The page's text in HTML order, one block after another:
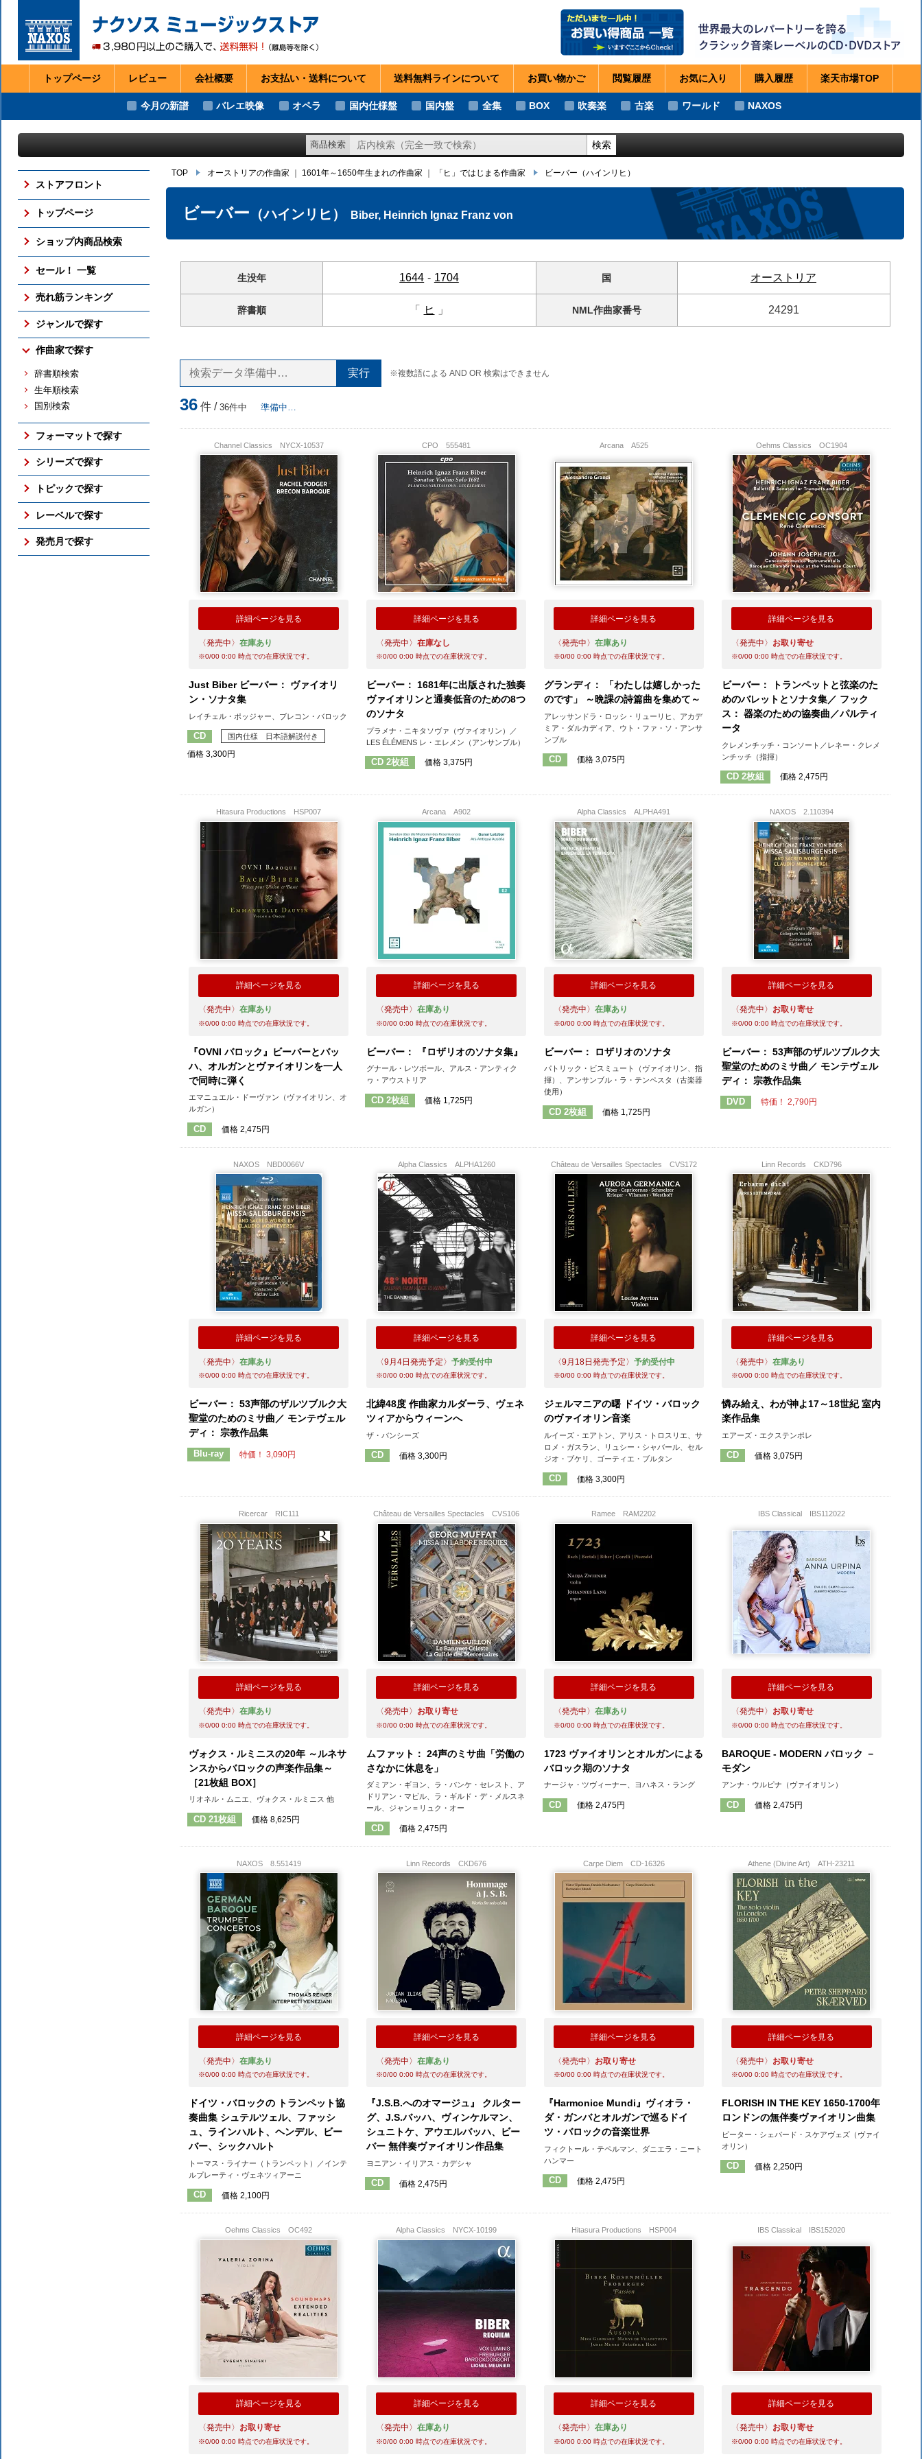
トップページ レビュー 会社概要 お支払い・送料について 送料無料ラインについて お買い物かご 閲覧履歴 お気に 入り 購入履歴 楽天市場TOP
今月の新譜 バレエ映像 オペラ 国内仕様盤 国内盤 全集 BOX 吹奏楽 古楽 ワールド NAXOS
商品検索 検索
ストアフロント
トップページ
ショップ内商品検索
セール！ 一覧
売れ筋ランキング
売れ筋の新譜
売れ筋のCD
売れ筋の映像メディア
売れ筋の交響曲
売れ筋のバレエ（映像）
売れ筋のピアノ
総合（上位300件）
予約ランキング
すべての売れ筋ランキング
ジャンルで探す
交響曲
協奏曲
室内楽曲
ピアノ曲
オペラ
吹奏楽
すべてのジャンル
作曲家で探す
辞書順検索
生年順検索
国別検索
フォーマットで探す
ボックス・セット
SACD
DVD / Blu-ray
フォーマットのTOP
シリーズで探す
アメリカン・クラシックス
ナクソス・ヒストリカル
期待の新進演奏家
シリーズのTOP
トピックで探す
さまざまな全集
国内仕様輸入盤
国内レーベル盤
レーベルで探す
NAXOS
ORFEO
発売月で探す
TOP オーストリアの作曲家 ｜ 1601年～1650年生まれの作曲家 ｜ 「ヒ」ではじまる作曲家 ビーバー （ハインリヒ）
ビーバー （ハインリヒ） Biber, Heinrich Ignaz Franz von
生没年 1644 - 1704 国 オーストリア
辞書順 「 ヒ 」 NML作曲家番号 24291
※複数語による AND OR 検索はできません
36 件 /36件中 準備中…
Channel Classics NYCX-10537
詳細ページを見る
〈発売中〉在庫あり
※0/00 0:00 時点での在庫状況です。
Just Biber ビーバー： ヴァイオリ
ン・ソナタ集
レイチェル・ポッジャー、ブレコン・バロック
CD 国内仕様 日本語解説付き
価格 3,300円
CPO555481
詳細ページを見る
〈発売中〉在庫なし
※0/00 0:00 時点での在庫状況です。
ビーバー： 1681年に出版された独奏
ヴァイオリンと通奏低音のための8つ
のソナタ
プラメナ・ニキタソヴァ（ヴァイオリン）／
LES ÉLÉMENS レ・エレメン（アンサンブル）
CD 2枚組 価格 3,375円
Arcana A525
詳細ページを見る
〈発売中〉 在庫あり
※0/00 0:00時点での在庫状況です。
グランディ： 「わたしは嬉しかった
のです」 ～晩課の詩篇曲を集めて～
アレッサンドラ・ロッシ・リューリヒ、アカデ
ミア・ダルカディア、ウト・ファ・ソ・アンサ
ンブル
CD 価格 3,075円
Oehms Classics OC1904
詳細ページを見る
〈発売中〉 お取り寄せ
※0/00 0:00時点での在庫状況です。
ビーバー： トランペットと弦楽のた
めのバレットとソナタ集／ フック
ス： 器楽のための協奏曲／パルティ
ータ
クレメンチッチ・コンソート／レネー・クレメ
ンチッチ（指揮）
CD 2枚組 価格 2,475円
Hitasura Productions HSP007
詳細ページを見る
〈発売中〉在庫あり
※0/00 0:00 時点での在庫状況です。
『OVNI バロック』ビーバーとバッ
ハ、オルガンとヴァイオリンを一人
で同時に弾く
エマニュエル・ドーヴァン（ヴァイオリン、オ
ルガン）
CD 価格 2,475円
ArcanaA902
詳細ページを見る
〈発売中〉在庫あり
※0/00 0:00 時点での在庫状況です。
ビーバー： 『ロザリオのソナタ集』
グナール・レツボール、アルス・アンティク
ヮ・アウストリア
CD 2枚組 価格 1,725円
Alpha ClassicsALPHA491
詳細ページを見る
〈発売中〉 在庫あり
※0/00 0:00時点での在庫状況です。
ビーバー： ロザリオのソナタ
パトリック・ビスミュート（ヴァイオリン、指
揮）、アンサンブル・ラ・テンペスタ（古楽器
使用）
CD 2枚組 価格 1,725円
NAXOS 2.110394
詳細ページを見る
〈発売中〉 お取り寄せ
※0/00 0:00時点での在庫状況です。
ビーバー： 53声部のザルツブルク大
聖堂のためのミサ曲／ モンテヴェル
ディ： 宗教作品集
DVD 特価！ 2,790円
NAXOS NBD0066V
詳細ページを見る
〈発売中〉在庫あり
※0/00 0:00 時点での在庫状況です。
ビーバー： 53声部のザルツブルク大
聖堂のためのミサ曲／ モンテヴェル
ディ： 宗教作品集
Blu-ray 特価！ 3,090円
Alpha Classics ALPHA1260
詳細ページを見る
〈9月4日発売予定〉予約受付中
※0/00 0:00 時点での在庫状況です。
北緯48度 作曲家カルダーラ、ヴェネ
ツィアからウィーンへ
ザ・バンシーズ
CD 価格 3,300円
Château de Versailles Spectacles CVS172
詳細ページを見る
〈9月18日発売予定〉 予約受付中
※0/00 0:00時点での在庫状況です。
ジェルマニアの曙 ドイツ・バロック
のヴァイオリン音楽
ルイーズ・エアトン、アリス・トロスリエ、サ
ロメ・ガスラン、リュシー・シャバール、セル
ジオ・ブケリ、ゴーティエ・ブルタン
CD 価格 3,300円
Linn Records CKD796
詳細ページを見る
〈発売中〉 在庫あり
※0/00 0:00時点での在庫状況です。
憐み給え、わが神よ17～18世紀 室内
楽作品集
エアーズ・エクステンポレ
CD 価格 3,075円
Ricercar RIC111
詳細ページを見る
〈発売中〉在庫あり
※0/00 0:00 時点での在庫状況です。
ヴォクス・ルミニスの20年 ～ルネサ
ンスからバロックの声楽作品集～
［21枚組 BOX］
リオネル・ムニエ、ヴォクス・ルミニス 他
CD 21枚組 価格 8,625円
Château de Versailles SpectaclesCVS106
詳細ページを見る
〈発売中〉 お取り寄せ
※0/00 0:00 時点での在庫状況です。
ムファット： 24声のミサ曲「労働の
さなかに休息を」
ダミアン・ギヨン、ラ・バンケ・セレスト、ア
ドリアン・マビル、ラ・ギルド・デ・メルスネ
ール、ジャン＝リュク・オー
CD 価格 2,475円
Ramee RAM2202
詳細ページを見る
〈発売中〉 在庫あり
※0/00 0:00時点での在庫状況です。
1723 ヴァイオリンとオルガンによる
バロック期のソナタ
ナージャ・ツヴィーナー、ヨハネス・ラング
CD 価格 2,475円
IBS Classical IBS112022
詳細ページを見る
〈発売中〉 お取り寄せ
※0/00 0:00時点での在庫状況です。
BAROQUE - MODERN バロック －
モダン
アンナ・ウルピナ（ヴァイオリン）
CD 価格 2,475円
NAXOS 8.551419
詳細ページを見る
〈発売中〉在庫あり
※0/00 0:00 時点での在庫状況です。
ドイツ・バロックの トランペット協
奏曲集 シュテルツェル、ファッシ
ュ、ラインハルト、ヘンデル、ビー
バー、シックハルト
トーマス・ライナー（トランペット）／インテ
ルプレーティ・ヴェネツィアーニ
CD 価格 2,100円
Linn RecordsCKD676
詳細ページを見る
〈発売中〉在庫あり
※0/00 0:00 時点での在庫状況です。
『J.S.B.へのオマージュ』 クルター
グ、J.S.バッハ、ヴィンケルマン、
シュニトケ、アウエルバッハ、ビー
バー 無伴奏ヴァイオリン作品集
ヨニアン・イリアス・カデシャ
CD 価格 2,475円
Carpe Diem CD-16326
詳細ページを見る
〈発売中〉 お取り寄せ
※0/00 0:00時点での在庫状況です。
『Harmonice Mundi』ヴィオラ・
ダ・ガンバとオルガンで巡るドイ
ツ・バロックの音楽世界
フィクトール・テペルマン、ダニエラ・ニート
ハンマー
CD 価格 2,475円
Athene (Divine Art)ATH-23211
詳細ページを見る
〈発売中〉 お取り寄せ
※0/00 0:00時点での在庫状況です。
FLORISH IN THE KEY 1650-1700年
ロンドンの無伴奏ヴァイオリン曲集
ピーター・シェパード・スケアヴェズ（ヴァイ
オリン）
CD 価格 2,250円
Oehms ClassicsOC492
詳細ページを見る
〈発売中〉 お取り寄せ
※0/00 0:00 時点での在庫状況です。
Alpha Classics NYCX-10199
詳細ページを見る
〈発売中〉在庫あり
※0/00 0:00 時点での在庫状況です。
Hitasura Productions HSP004
詳細ページを見る
〈発売中〉 在庫あり
※0/00 0:00時点での在庫状況です。
IBS Classical IBS152020
詳細ページを見る
〈発売中〉 お取り寄せ
※0/00 0:00時点での在庫状況です。